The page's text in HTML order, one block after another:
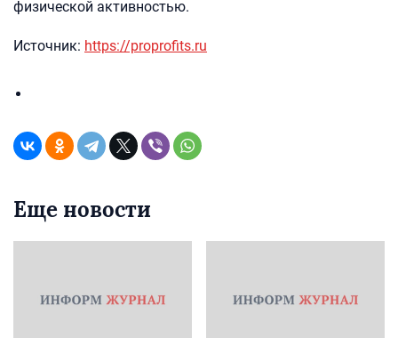
физической активностью.
Источник: https://proprofits.ru
Еще новости